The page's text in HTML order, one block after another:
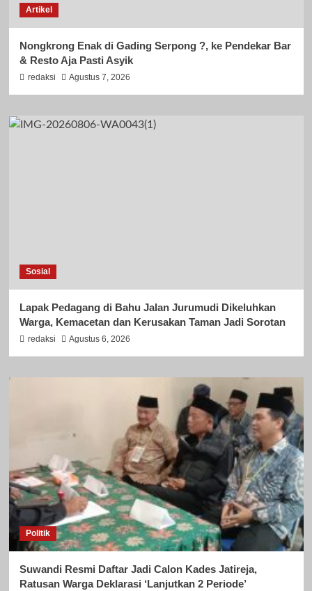
Artikel
Nongkrong Enak di Gading Serpong ?, ke Pendekar Bar
& Resto Aja Pasti Asyik
redaksi Agustus 7, 2026
Sosial
Lapak Pedagang di Bahu Jalan Jurumudi Dikeluhkan
Warga, Kemacetan dan Kerusakan Taman Jadi Sorotan
redaksi Agustus 6, 2026
Politik
Suwandi Resmi Daftar Jadi Calon Kades Jatireja,
Ratusan Warga Deklarasi ‘Lanjutkan 2 Periode’